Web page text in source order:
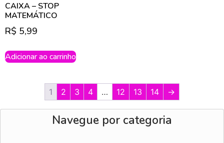
CAIXA – STOP
MATEMÁTICO
R$ 5,99
Adicionar ao carrinho
1 2 3 4 … 12 13 14 →
Navegue por categoria